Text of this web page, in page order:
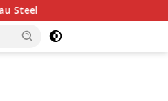
TNI Tegaskan Pengamanan